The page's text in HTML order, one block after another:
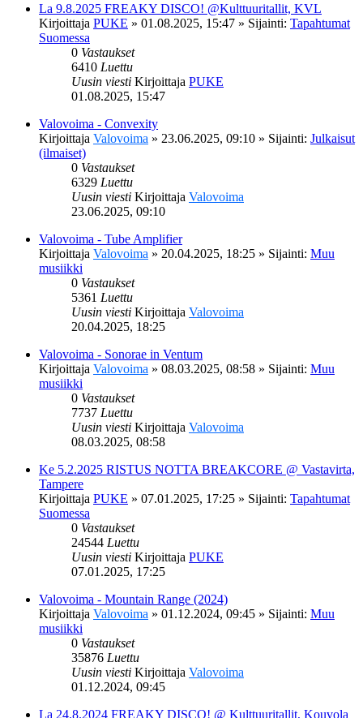
La 9.8.2025 FREAKY DISCO! @Kulttuuritallit, KVL
Kirjoittaja PUKE » 01.08.2025, 15:47 » Sijainti: Tapahtumat
Suomessa
0 Vastaukset
6410 Luettu
Uusin viesti Kirjoittaja PUKE
01.08.2025, 15:47
Valovoima - Convexity
Kirjoittaja Valovoima » 23.06.2025, 09:10 » Sijainti: Julkaisut
(ilmaiset)
0 Vastaukset
6329 Luettu
Uusin viesti Kirjoittaja Valovoima
23.06.2025, 09:10
Valovoima - Tube Amplifier
Kirjoittaja Valovoima » 20.04.2025, 18:25 » Sijainti: Muu
musiikki
0 Vastaukset
5361 Luettu
Uusin viesti Kirjoittaja Valovoima
20.04.2025, 18:25
Valovoima - Sonorae in Ventum
Kirjoittaja Valovoima » 08.03.2025, 08:58 » Sijainti: Muu
musiikki
0 Vastaukset
7737 Luettu
Uusin viesti Kirjoittaja Valovoima
08.03.2025, 08:58
Ke 5.2.2025 RISTUS NOTTA BREAKCORE @ Vastavirta,
Tampere
Kirjoittaja PUKE » 07.01.2025, 17:25 » Sijainti: Tapahtumat
Suomessa
0 Vastaukset
24544 Luettu
Uusin viesti Kirjoittaja PUKE
07.01.2025, 17:25
Valovoima - Mountain Range (2024)
Kirjoittaja Valovoima » 01.12.2024, 09:45 » Sijainti: Muu
musiikki
0 Vastaukset
35876 Luettu
Uusin viesti Kirjoittaja Valovoima
01.12.2024, 09:45
La 24.8.2024 FREAKY DISCO! @ Kulttuuritallit, Kouvola